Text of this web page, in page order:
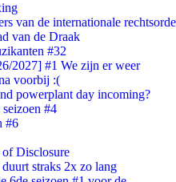
van de internationale rechtsorde
van de Draak
#32
2027] #1 We zijn er weer
voorbij :(
powerplant day incoming?
#4
#6
Disclosure
straks 2x zo lang